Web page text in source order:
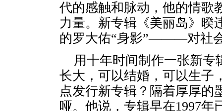
代的感触和脉动，他的情歌
力量。新专辑《美丽岛》暌
的罗大佑“身影”———对社
用十年时间制作一张新
长大，可以结婚，可以生子
点发行新专辑？隔着厚厚的
哑。他说，专辑早在1997